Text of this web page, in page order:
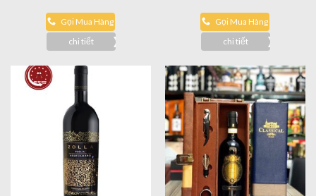
Gọi Mua Hàng
chi tiết
Gọi Mua Hàng
chi tiết